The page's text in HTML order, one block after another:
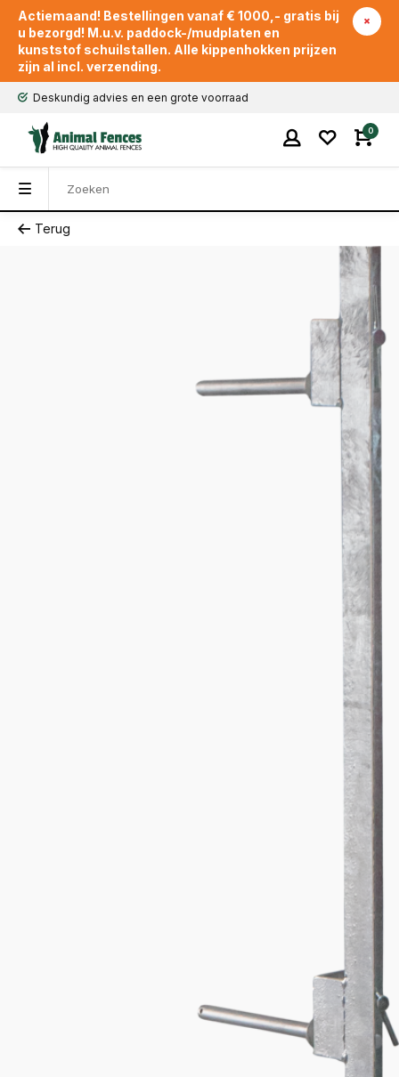
Actiemaand! Bestellingen vanaf € 1000,- gratis bij
u bezorgd! M.u.v. paddock-/mudplaten en
kunststof schuilstallen. Alle kippenhokken prijzen
zijn al incl. verzending.
Deskundig advies en een grote voorraad
0
Terug